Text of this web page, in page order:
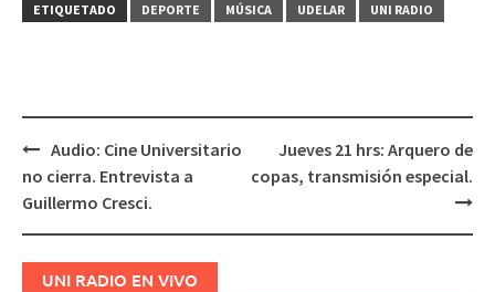
ETIQUETADO
DEPORTE MÚSICA UDELAR UNI RADIO
Navegación
de
Audio: Cine Universitario
no cierra. Entrevista a
Guillermo Cresci.
Jueves 21 hrs: Arquero de
copas, transmisión especial.
UNI RADIO EN VIVO